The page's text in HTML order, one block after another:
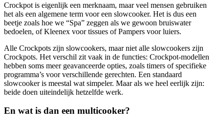
Crockpot is eigenlijk een merknaam, maar veel mensen gebruiken
het als een algemene term voor een slowcooker. Het is dus een
beetje zoals hoe we “Spa” zeggen als we gewoon bruiswater
bedoelen, of Kleenex voor tissues of Pampers voor luiers.
Alle Crockpots zijn slowcookers, maar niet alle slowcookers zijn
Crockpots. Het verschil zit vaak in de functies: Crockpot-modellen
hebben soms meer geavanceerde opties, zoals timers of specifieke
programma’s voor verschillende gerechten. Een standaard
slowcooker is meestal wat simpeler. Maar als we heel eerlijk zijn:
beide doen uiteindelijk hetzelfde werk.
En wat is dan een multicooker?